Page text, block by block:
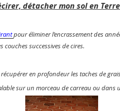
détacher mon sol en
pour éliminer l’encrassement des
successives de cires.
en profondeur les taches de
sur un morceau de carreau ou dans